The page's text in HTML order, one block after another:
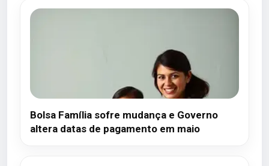
Bolsa Família sofre mudança e Governo
altera datas de pagamento em maio